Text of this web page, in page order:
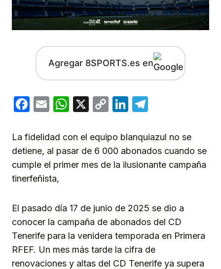
Agregar 8SPORTS.es en
Facebook
EmailWhatsApp
X
CopyLinkedIn
La fidelidad con el equipo blanquiazul no se
detiene, al pasar de 6 000 abonados cuando se
cumple el primer mes de la ilusionante campaña
tinerfeñista,
El pasado día 17 de junio de 2025 se dio a
conocer la campaña de abonados del CD
Tenerife para la venidera temporada en Primera
RFEF. Un mes más tarde la cifra de
renovaciones y altas del CD Tenerife ya supera